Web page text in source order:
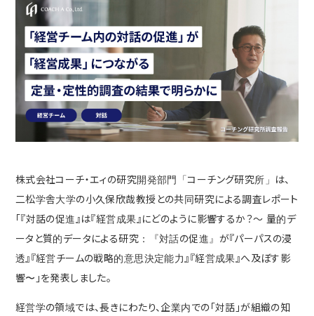
株式会社コーチ・エィの研究開発部門「コーチング研究所」は、
二松学舎大学の小久保欣哉教授との共同研究による調査レポート
「『対話の促進』は『経営成果』にどのように影響するか？～ 量的デ
ータと質的データによる研究：『対話の促進』が『パーパスの浸
透』『経営チームの戦略的意思決定能力』『経営成果』へ及ぼす影
響〜」を発表しました。
経営学の領域では、長きにわたり、企業内での「対話」が組織の知